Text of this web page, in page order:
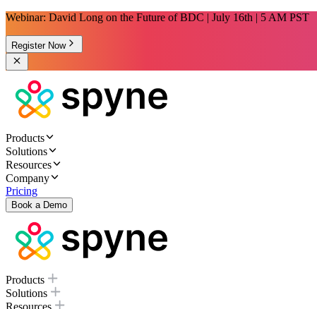
Webinar: David Long on the Future of BDC | July 16th | 5 AM PST
Register Now
Products
Solutions
Resources
Company
Pricing
Book a Demo
Products
Solutions
Resources